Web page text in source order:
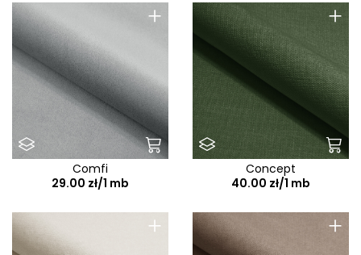
+
Comfi
29.00 zł/1 mb
+
Concept
40.00 zł/1 mb
+ +